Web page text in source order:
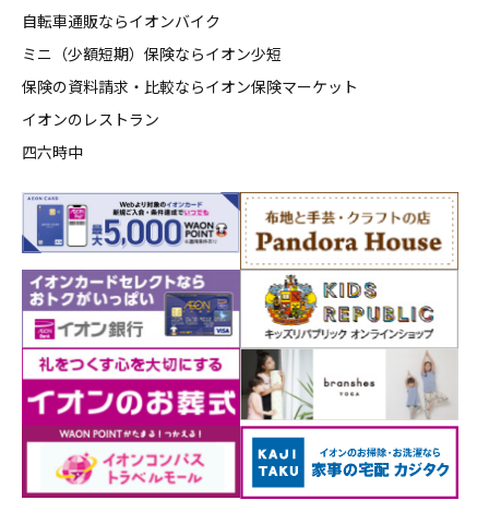
自転車通販ならイオンバイク
ミニ（少額短期）保険ならイオン少短
保険の資料請求・比較ならイオン保険マーケット
イオンのレストラン
四六時中